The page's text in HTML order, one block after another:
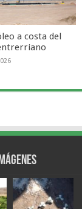
a costa del